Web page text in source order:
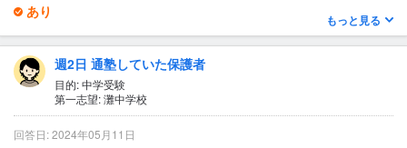
あり
学習のより適切な方法について、質問していたようだった。親に
はなかなか対応が難しかったので、直接質問したようだが、的確
に対応してもらったようだった。本人も納得して、取り組んでい
たようだ。
1日あたりの授業時間について
1〜2時間
もっと見る
週2日 通塾していた保護者
目的: 中学受験
第一志望: 灘中学校
回答日: 2024年05月11日